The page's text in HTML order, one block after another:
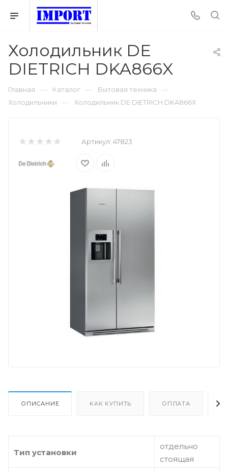
Холодильник DE
DIETRICH DKA866X
Главная — Каталог — Бытовая техника —
Холодильники — Холодильник DE DIETRICH DKA866X
Артикул: 47823
ОПИСАНИЕ КАК КУПИТЬ ОПЛАТА
Тип установки
отдельно
стоящая